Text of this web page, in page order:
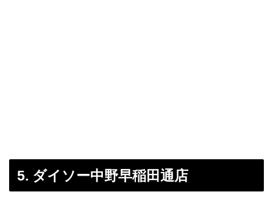
5. ダイソー中野早稲田通店